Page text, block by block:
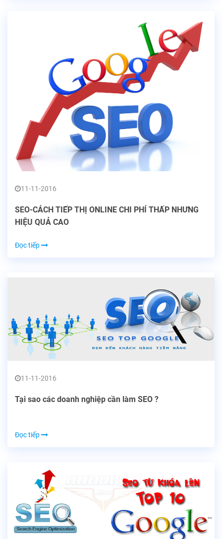
11-11-2016
SEO-CÁCH TIẾP THỊ ONLINE CHI PHÍ THẤP NHƯNG
HIỆU QUẢ CAO
Đọc tiếp
11-11-2016
Tại sao các doanh nghiệp cần làm SEO ?
Đọc tiếp